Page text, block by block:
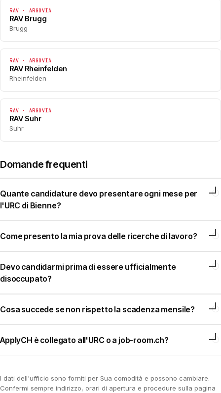
RAV · ARGOVIA
RAV Brugg
Brugg
RAV · ARGOVIA
RAV Rheinfelden
Rheinfelden
RAV · ARGOVIA
RAV Suhr
Suhr
Domande frequenti
Quante candidature devo presentare ogni mese per
l'URC di Bienne?
Come presento la mia prova delle ricerche di lavoro?
Devo candidarmi prima di essere ufficialmente
disoccupato?
Cosa succede se non rispetto la scadenza mensile?
ApplyCH è collegato all'URC o a job-room.ch?
I dati dell'ufficio sono forniti per Sua comodità e possono cambiare.
Confermi sempre indirizzo, orari di apertura e procedure sulla pagina